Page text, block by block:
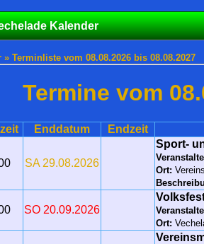
Kalender
» Terminliste vom 08.08.2026 bis 08.08.2027
Termine vom
Enddatum Endzeit
SA 29.08.2026
Sport-
Ort:
SO 20.09.2026
Ort: